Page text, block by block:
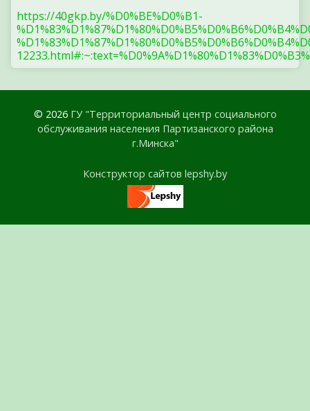
https://40gkp.by/%D0%BE%D0%B1-
© 2026 ГУ "Территориальный центр социального
обслуживания населения Партизанского района
г.Минска"
Конструктор сайтов lepshy.by